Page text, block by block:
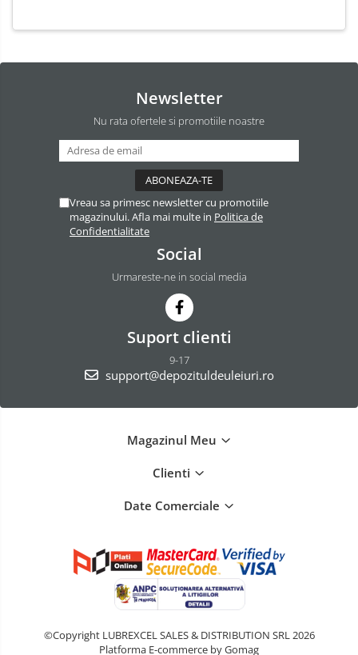
Newsletter
Nu rata ofertele si promotiile noastre
Vreau sa primesc newsletter cu promotiile
magazinului. Afla mai multe in Politica de
Confidentialitate
Social
Urmareste-ne in social media
Suport clienti
9-17
support@depozituldeuleiuri.ro
Magazinul Meu
Clienti
Date Comerciale
©Copyright LUBREXCEL SALES & DISTRIBUTION SRL 2026
Platforma E-commerce by Gomag